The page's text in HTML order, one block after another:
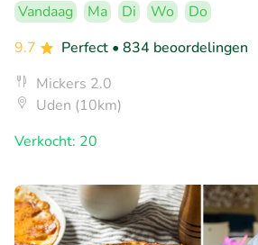
Vandaag Ma Di Wo
Do
9.7
Perfect • 834 beoordelingen
Mickers 2.0
Uden (10km)
Verkocht: 20